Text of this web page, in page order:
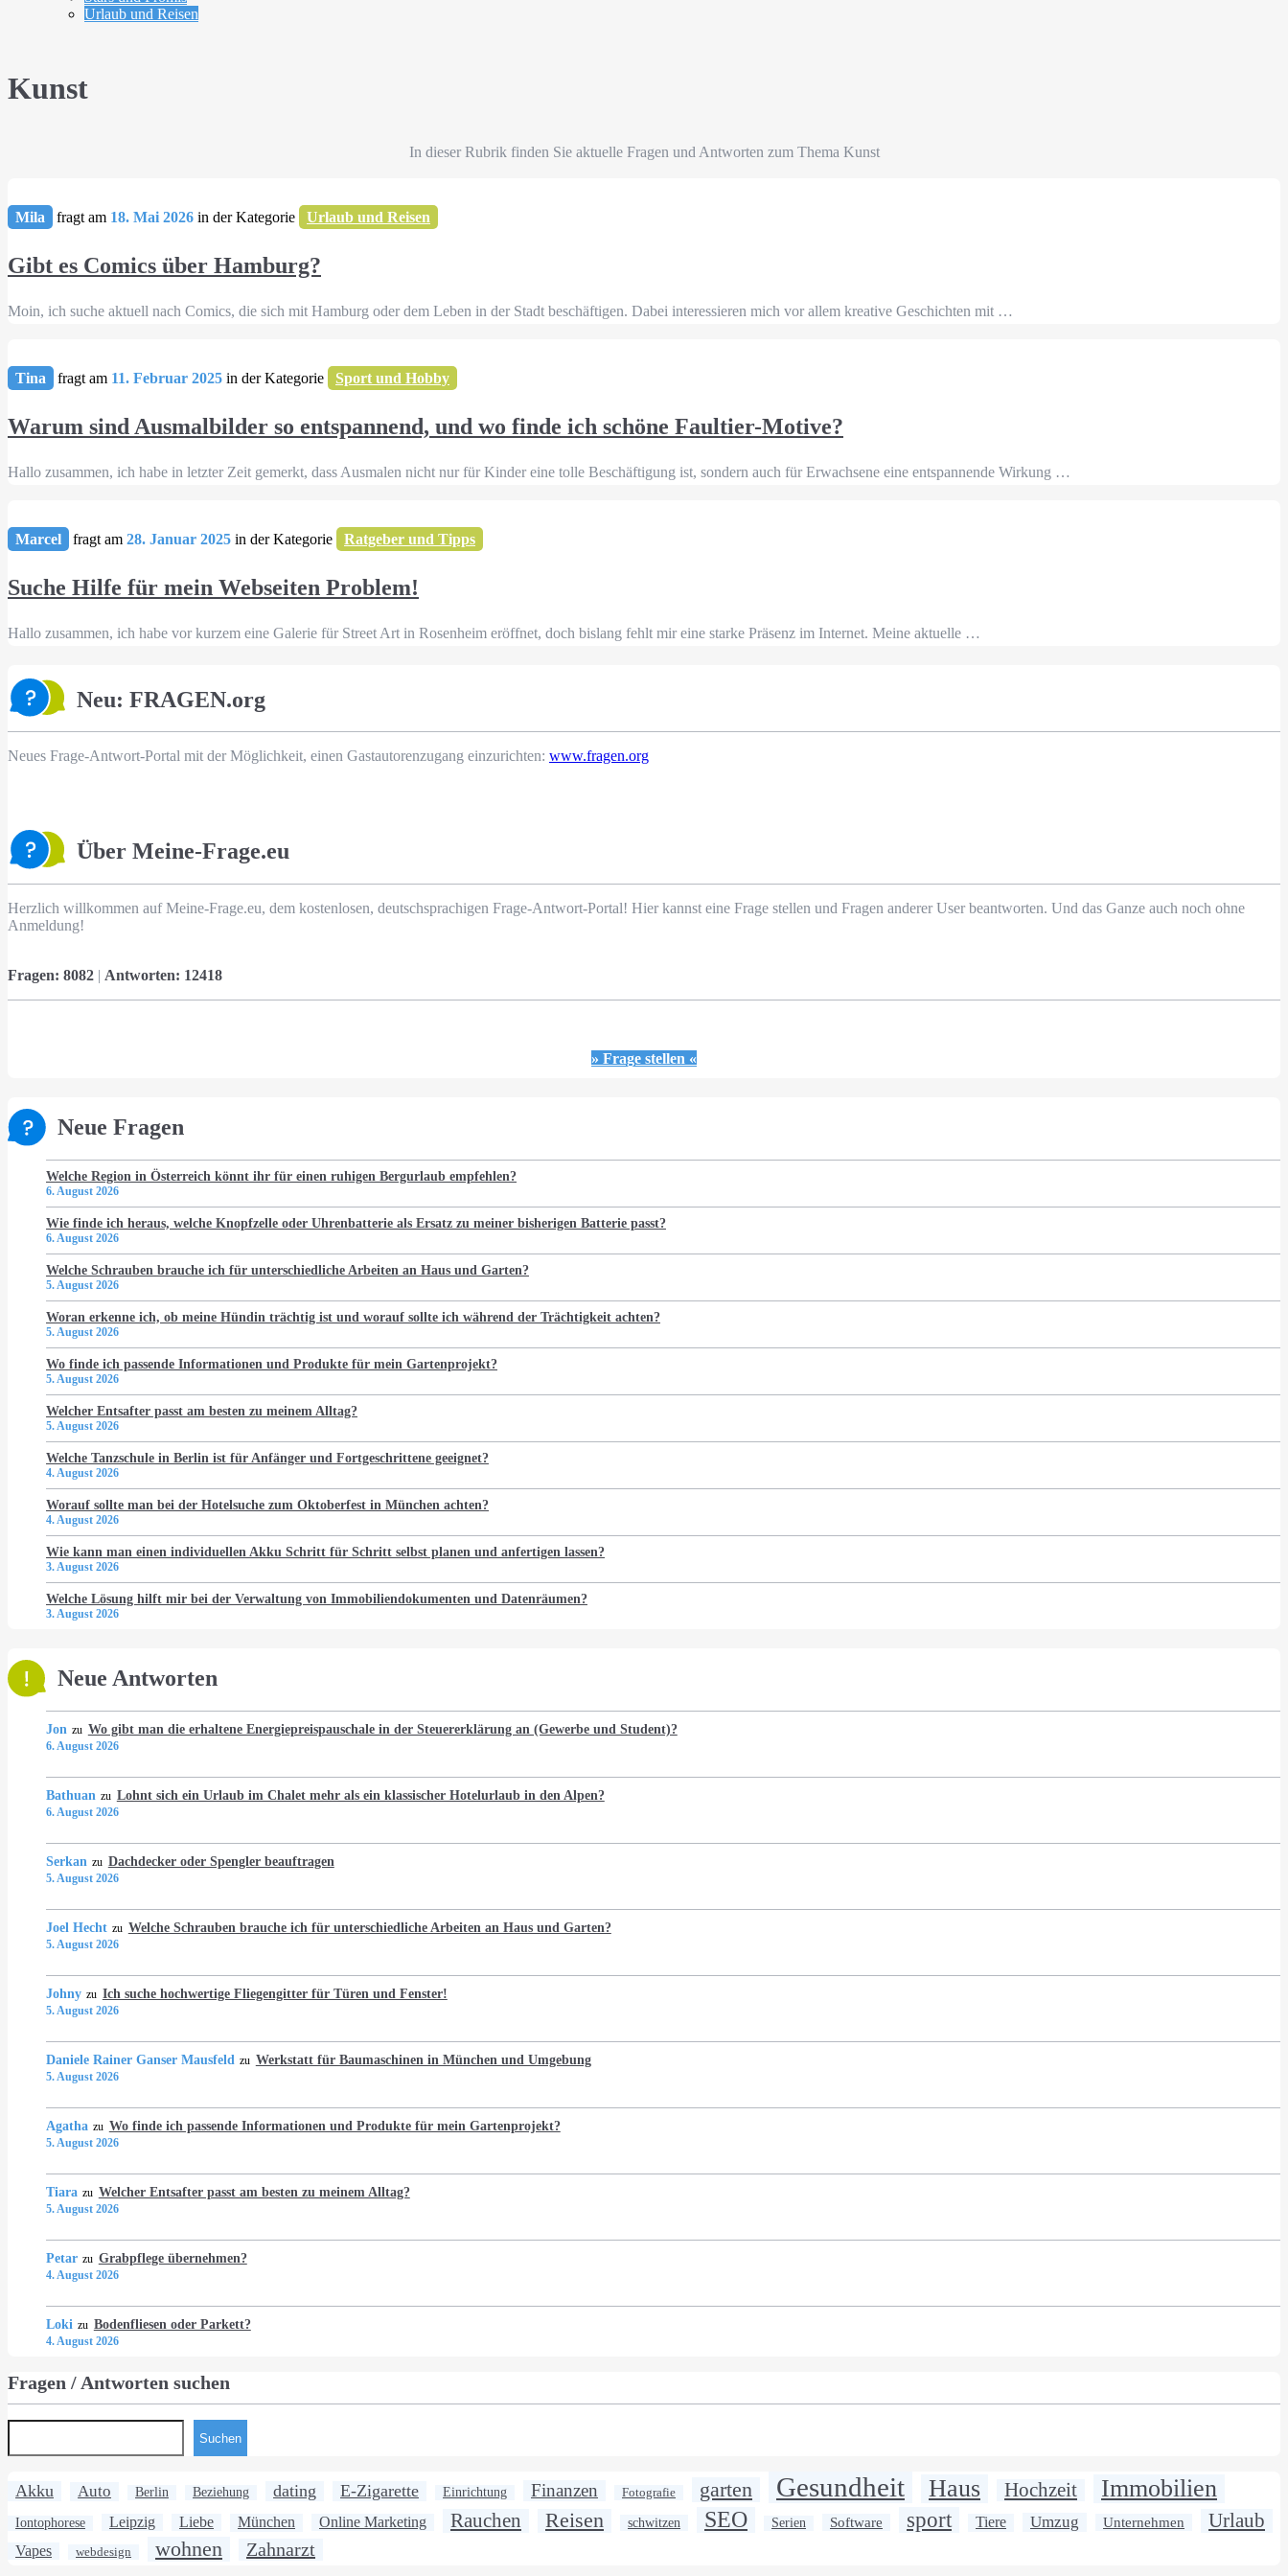
Urlaub und Reisen
Kunst
In dieser Rubrik finden Sie aktuelle Fragen und Antworten zum Thema Kunst
Mila fragt am 18. Mai 2026 in der Kategorie Urlaub und Reisen
Gibt es Comics über Hamburg?
Moin, ich suche aktuell nach Comics, die sich mit Hamburg oder dem Leben in der Stadt beschäftigen. Dabei interessieren mich vor allem kreative Geschichten mit …
Tina fragt am 11. Februar 2025 in der Kategorie Sport und Hobby
Warum sind Ausmalbilder so entspannend, und wo finde ich schöne Faultier-Motive?
Hallo zusammen, ich habe in letzter Zeit gemerkt, dass Ausmalen nicht nur für Kinder eine tolle Beschäftigung ist, sondern auch für Erwachsene eine entspannende Wirkung …
Marcel fragt am 28. Januar 2025 in der Kategorie Ratgeber und Tipps
Suche Hilfe für mein Webseiten Problem!
Hallo zusammen, ich habe vor kurzem eine Galerie für Street Art in Rosenheim eröffnet, doch bislang fehlt mir eine starke Präsenz im Internet. Meine aktuelle …
Neu: FRAGEN.org
Neues Frage-Antwort-Portal mit der Möglichkeit, einen Gastautorenzugang einzurichten: www.fragen.org
Über Meine-Frage.eu
Herzlich willkommen auf Meine-Frage.eu, dem kostenlosen, deutschsprachigen Frage-Antwort-Portal! Hier kannst eine Frage stellen und Fragen anderer User beantworten. Und das Ganze auch noch ohne
Anmeldung!
Fragen: 8082 | Antworten: 12418
» Frage stellen «
Neue Fragen
Welche Region in Österreich könnt ihr für einen ruhigen Bergurlaub empfehlen?
6. August 2026
Wie finde ich heraus, welche Knopfzelle oder Uhrenbatterie als Ersatz zu meiner bisherigen Batterie passt?
6. August 2026
Welche Schrauben brauche ich für unterschiedliche Arbeiten an Haus und Garten?
5. August 2026
Woran erkenne ich, ob meine Hündin trächtig ist und worauf sollte ich während der Trächtigkeit achten?
5. August 2026
Wo finde ich passende Informationen und Produkte für mein Gartenprojekt?
5. August 2026
Welcher Entsafter passt am besten zu meinem Alltag?
5. August 2026
Welche Tanzschule in Berlin ist für Anfänger und Fortgeschrittene geeignet?
4. August 2026
Worauf sollte man bei der Hotelsuche zum Oktoberfest in München achten?
4. August 2026
Wie kann man einen individuellen Akku Schritt für Schritt selbst planen und anfertigen lassen?
3. August 2026
Welche Lösung hilft mir bei der Verwaltung von Immobiliendokumenten und Datenräumen?
3. August 2026
Neue Antworten
Jon zu Wo gibt man die erhaltene Energiepreispauschale in der Steuererklärung an (Gewerbe und Student)?
6. August 2026
Bathuan zu Lohnt sich ein Urlaub im Chalet mehr als ein klassischer Hotelurlaub in den Alpen?
6. August 2026
Serkan zu Dachdecker oder Spengler beauftragen
5. August 2026
Joel Hecht zu Welche Schrauben brauche ich für unterschiedliche Arbeiten an Haus und Garten?
5. August 2026
Johny zu Ich suche hochwertige Fliegengitter für Türen und Fenster!
5. August 2026
Daniele Rainer Ganser Mausfeld zu Werkstatt für Baumaschinen in München und Umgebung
5. August 2026
Agatha zu Wo finde ich passende Informationen und Produkte für mein Gartenprojekt?
5. August 2026
Tiara zu Welcher Entsafter passt am besten zu meinem Alltag?
5. August 2026
Petar zu Grabpflege übernehmen?
4. August 2026
Loki zu Bodenfliesen oder Parkett?
4. August 2026
Fragen / Antworten suchen
Suchen
Akku Auto Berlin Beziehung dating E-Zigarette Einrichtung Finanzen Fotografie garten Gesundheit Haus Hochzeit Immobilien
Iontophorese Leipzig Liebe München Online Marketing Rauchen Reisen schwitzen SEO Serien Software sport Tiere Umzug Unternehmen Urlaub
Vapes webdesign wohnen Zahnarzt